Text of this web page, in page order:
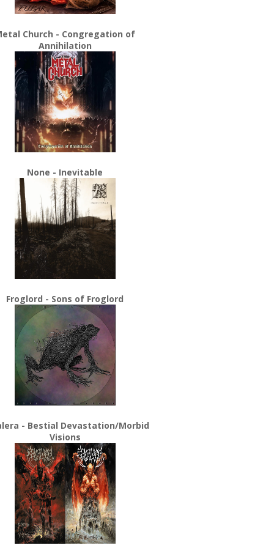
Church - Congregation of
Annihilation
None - Inevitable
Froglord - Sons of Froglord
- Bestial Devastation/Morbid
Visions